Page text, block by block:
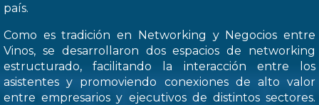
país.
Como es tradición en Networking y Negocios entre
Vinos, se desarrollaron dos espacios de networking
estructurado, facilitando la interacción entre los
asistentes y promoviendo conexiones de alto valor
entre empresarios y ejecutivos de distintos sectores.